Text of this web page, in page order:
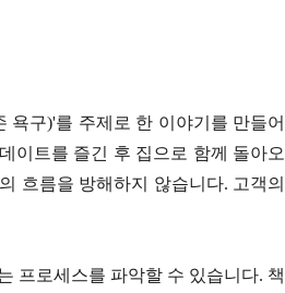
욕구)'를 주제로 한 이야기를 만들어
이트를 즐긴 후 집으로 함께 돌아오
흐름을 방해하지 않습니다. 고객의
프로세스를 파악할 수 있습니다. 책